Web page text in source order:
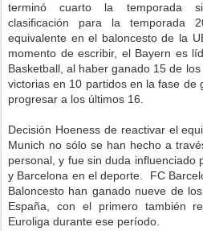
terminó cuarto la temporada
clasificación para la temporada
equivalente en el baloncesto de la
momento de escribir, el Bayern es
Basketball, al haber ganado 15 de
victorias en 10 partidos en la fase de
progresar a los últimos 16.
Decisión Hoeness de reactivar el
Munich no sólo se han hecho a
personal, y fue sin duda influenciado
y Barcelona en el deporte. FC
Baloncesto han ganado nueve de
España, con el primero también
Euroliga durante ese período.